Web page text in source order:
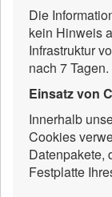
Die
kein Hinweis
Infrastruktur
nach 7 Tagen.
Einsatz von
Innerhalb
Cookies
Datenpakete,
Festplatte